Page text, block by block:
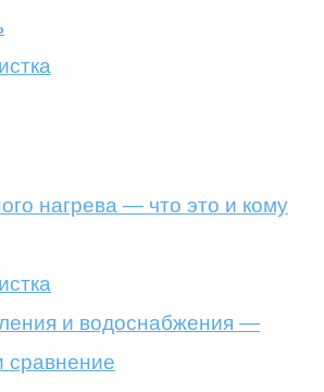
нагрева — что это и кому
и водоснабжения —
сравнение